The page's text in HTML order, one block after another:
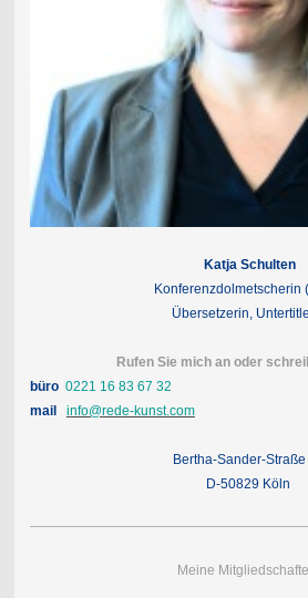
Katja Schulten
Konferenzdolmetscherin
Übersetzerin,
Rufen Sie mich an oder
büro 0221 16 83 67 32
mail
info@rede-kunst.com
Bertha-Sander-Straße
D-50829 Köln
Meine